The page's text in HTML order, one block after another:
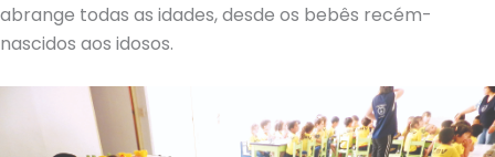
abrange todas as idades, desde os bebês recém-
nascidos aos idosos.